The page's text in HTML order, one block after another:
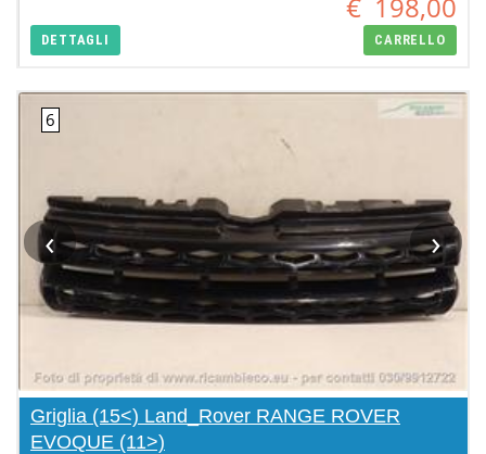
€ 198,00
DETTAGLI CARRELLO
‹ ›
Griglia (15<) Land_Rover RANGE ROVER
EVOQUE (11>)